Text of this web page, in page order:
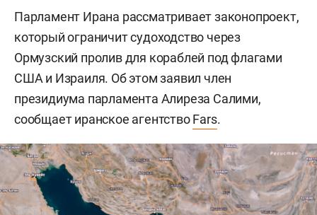
Парламент Ирана рассматривает законопроект,
который ограничит судоходство через
Ормузский пролив для кораблей под флагами
США и Израиля. Об этом заявил член
президиума парламента Алиреза Салими,
сообщает иранское агентствоFars.